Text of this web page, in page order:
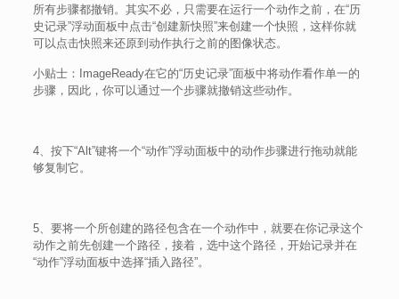
所有步骤都撤销。其实不必，只需要在运行一个动作之前，在“历
史记录”浮动面板中点击“创建新快照”来创建一个快照，这样你就
可以点击快照来还原到动作执行之前的图像状态。
小贴士：ImageReady在它的“历史记录”面板中将动作看作单一的
步骤，因此，你可以通过一个步骤就撤销这些动作。
4、按下“Alt”键将一个“动作”浮动面板中的动作步骤进行拖动就能
够复制它。
5、要将一个所创建的路径包含在一个动作中，就要在你记录这个
动作之前先创建一个路径，接着，选中这个路径，开始记录并在
“动作”浮动面板中选择“插入路径”。